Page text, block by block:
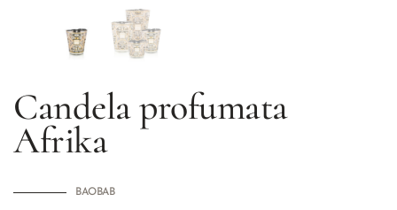
Candela profumata
Afrika
BAOBAB